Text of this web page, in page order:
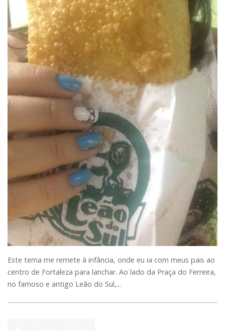
Este tema me remete à infância, onde eu ia com meus pais ao
centro de Fortaleza para lanchar. Ao lado da Praça do Ferreira,
no famoso e antigo Leão do Sul,...